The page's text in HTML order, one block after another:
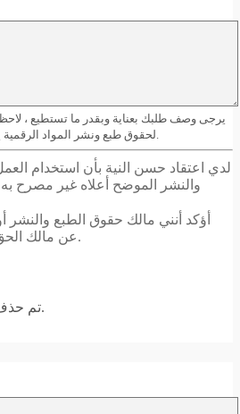
يرجى وصف طلبك بعناية وبقدر ما تستطيع ، لاحظ
لحقوق طبع ونشر المواد الرقمية يمكن أن تؤدي إلى إنهاء الحساب.
لدي اعتقاد حسن النية بأن استخدام
والنشر الموضح أعلاه غير مصرح
أؤكد أنني مالك حقوق الطبع والنشر
عن مالك الحق الحصري المزعوم انتهاكه.
تم حذف تقرير التعليق بنجاح.